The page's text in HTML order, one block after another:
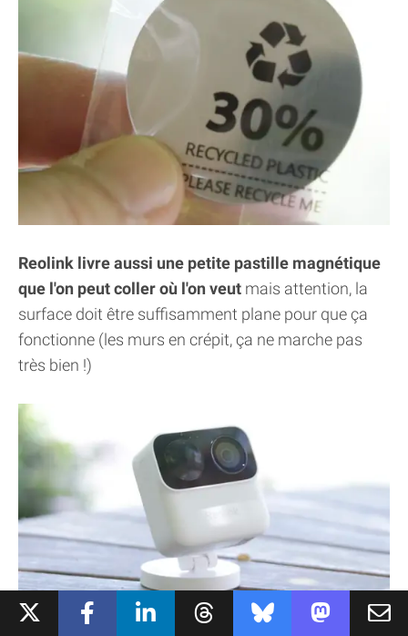
Reolink livre aussi une petite pastille magnétique
que l'on peut coller où l'on veut mais attention, la
surface doit être suffisamment plane pour que ça
fonctionne (les murs en crépit, ça ne marche pas
très bien !)